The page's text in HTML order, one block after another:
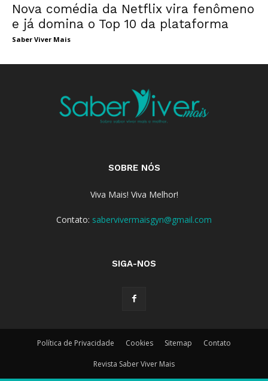
Nova comédia da Netflix vira fenômeno
e já domina o Top 10 da plataforma
Saber Viver Mais
SOBRE NÓS
Viva Mais! Viva Melhor!
Contato: sabervivermaisgyn@gmail.com
SIGA-NOS
Política de Privacidade Cookies Sitemap Contato
Revista Saber Viver Mais